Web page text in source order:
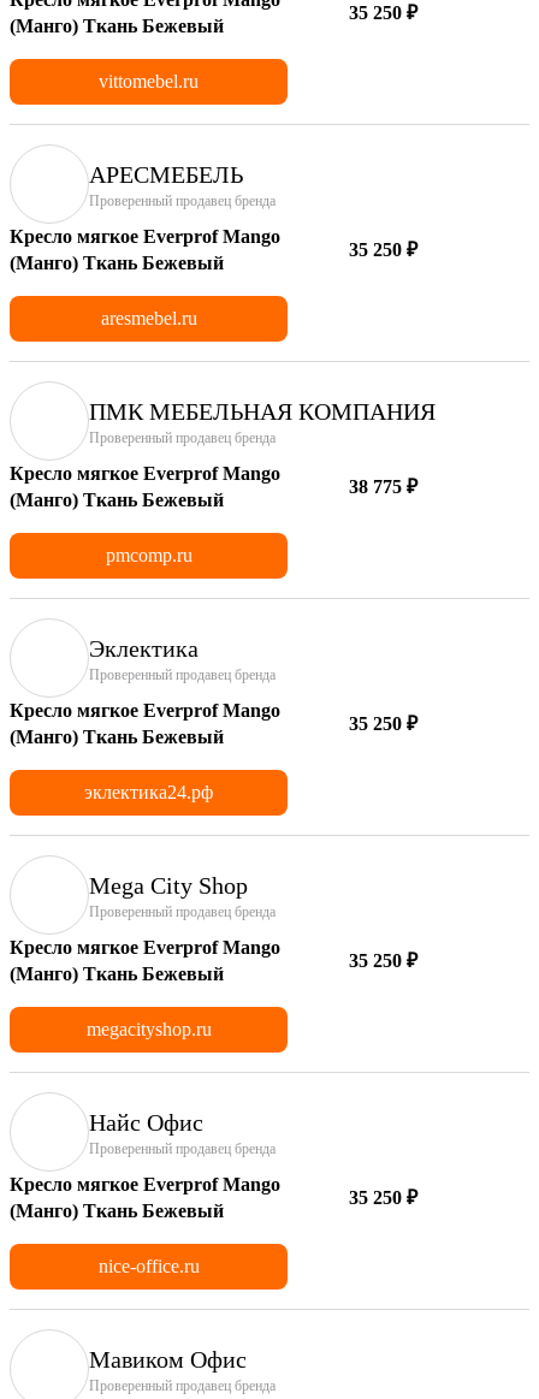
(Манго) Ткань Бежевый
35 250 ₽
vittomebel.ru
АРЕСМЕБЕЛЬ
Проверенный продавец бренда
Кресло мягкое Everprof Mango
(Манго) Ткань Бежевый
35 250 ₽
aresmebel.ru
ПМК МЕБЕЛЬНАЯ КОМПАНИЯ
Проверенный продавец бренда
Кресло мягкое Everprof Mango
(Манго) Ткань Бежевый
38 775 ₽
pmcomp.ru
Эклектика
Проверенный продавец бренда
Кресло мягкое Everprof Mango
(Манго) Ткань Бежевый
35 250 ₽
эклектика24.рф
Mega City Shop
Проверенный продавец бренда
Кресло мягкое Everprof Mango
(Манго) Ткань Бежевый
35 250 ₽
megacityshop.ru
Найс Офис
Проверенный продавец бренда
Кресло мягкое Everprof Mango
(Манго) Ткань Бежевый
35 250 ₽
nice-office.ru
Мавиком Офис
Проверенный продавец бренда